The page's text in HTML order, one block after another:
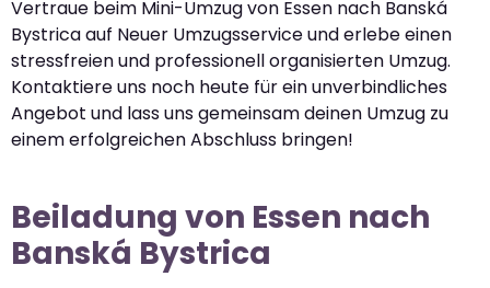
Vertraue beim Mini-Umzug von Essen nach Banská
Bystrica auf Neuer Umzugsservice und erlebe einen
stressfreien und professionell organisierten Umzug.
Kontaktiere uns noch heute für ein unverbindliches
Angebot und lass uns gemeinsam deinen Umzug zu
einem erfolgreichen Abschluss bringen!
Beiladung von Essen nach
Banská Bystrica